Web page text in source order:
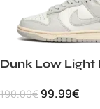
Dunk Low Light
190.00€ 99.99€